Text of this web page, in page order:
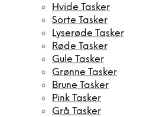
Hvide Tasker
Sorte Tasker
Lyserøde Tasker
Røde Tasker
Gule Tasker
Grønne Tasker
Brune Tasker
Pink Tasker
Grå Tasker